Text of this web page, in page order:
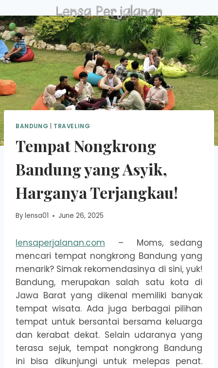
to
content
BANDUNG | TRAVELING
Tempat Nongkrong
Bandung yang Asyik,
Harganya Terjangkau!
Bylensa01 June 26, 2025
lensaperjalanan.com – Moms, sedang
mencari tempat nongkrong Bandung yang
menarik? Simak rekomendasinya di sini, yuk!
Bandung, merupakan salah satu kota di
Jawa Barat yang dikenal memiliki banyak
tempat wisata. Ada juga berbagai pilihan
tempat untuk bersantai bersama keluarga
dan kerabat dekat. Selain udaranya yang
terasa sejuk, tempat nongkrong Bandung
ini bisa dikunjungi untuk melepas penat.